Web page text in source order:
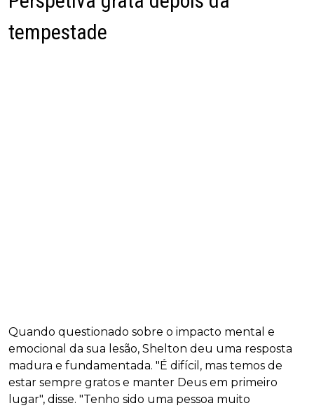
tempestade
Quando questionado sobre o impacto mental e
emocional da sua lesão, Shelton deu uma resposta
madura e fundamentada. "É difícil, mas temos de
estar sempre gratos e manter Deus em primeiro
lugar", disse. "Tenho sido uma pessoa muito